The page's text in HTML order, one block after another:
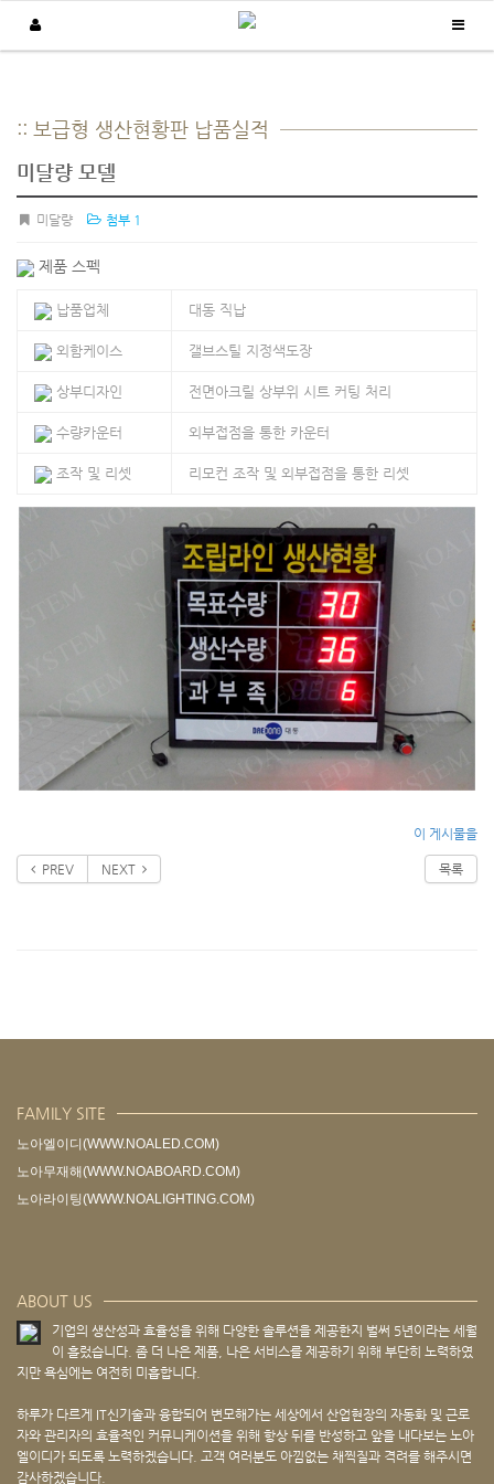
Home / 납품실적 / 보급형 생산현황판
:: 보급형 생산현황판 납품실적
미달량 모델
미달량 첨부 1
제품 스펙
납품업체 대동 직납
외함케이스 갤브스틸 지정색도장
상부디자인 전면아크릴 상부위 시트 커팅 처리
수량카운터 외부접점을 통한 카운터
조작 및 리셋 리모컨 조작 및 외부접점을 통한 리셋
이 게시물을
PREV NEXT 목록
FAMILY SITE
노아엘이디(WWW.NOALED.COM)
노아무재해(WWW.NOABOARD.COM)
노아라이팅(WWW.NOALIGHTING.COM)
ABOUT US
기업의 생산성과 효율성을 위해 다양한 솔루션을 제공한지 벌써 5년이라는 세월
이 흘렀습니다. 좀 더 나은 제품, 나은 서비스를 제공하기 위해 부단히 노력하였
지만 욕심에는 여전히 미흡합니다.
하루가 다르게 IT신기술과 융합되어 변모해가는 세상에서 산업현장의 자동화 및 근로
자와 관리자의 효율적인 커뮤니케이션을 위해 항상 뒤를 반성하고 앞을 내다보는 노아
엘이디가 되도록 노력하겠습니다. 고객 여러분도 아낌없는 채찍질과 격려를 해주시면
감사하겠습니다.